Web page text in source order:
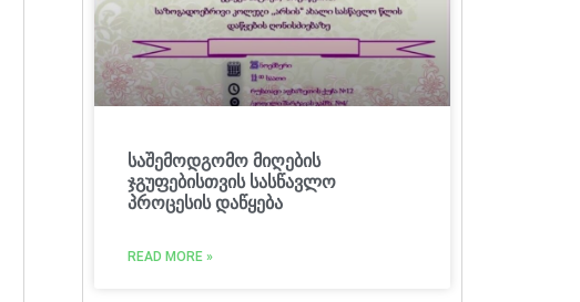
საშემოდგომო მიღების
ჯგუფებისთვის სასწავლო
პროცესის დაწყება
READ MORE »